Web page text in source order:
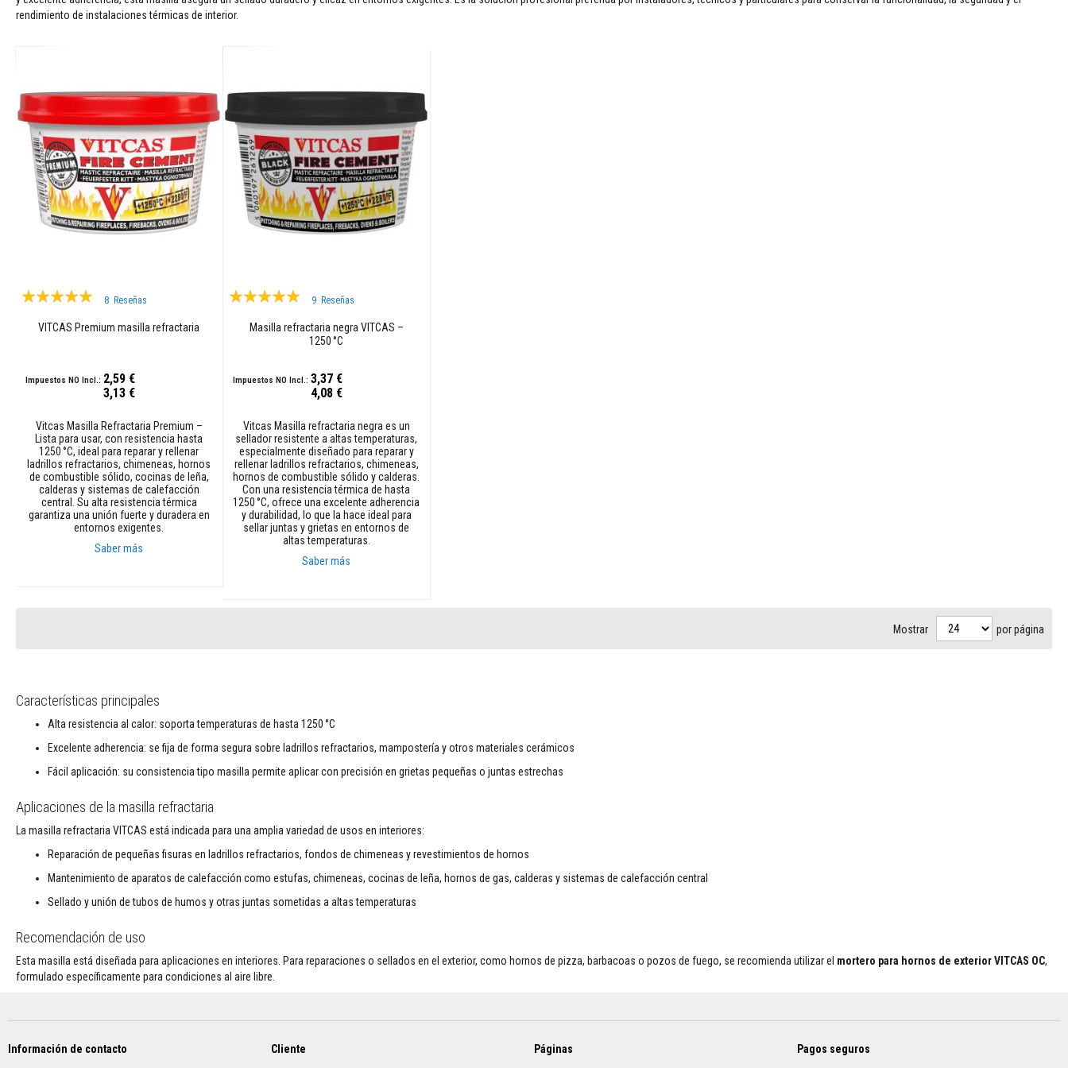
para
estufas
chimeneas
Pinturas
resistentes
acumulación
dinteles
resistentes
Refractarios
Revestimientos
Refractarios
Compuestos
reparadores
Ladrillos
refractarios
aislantes
refractarios
Ladrillos
repuesto
Ladrillos
colores
Ladrillos
rendimiento de instalaciones térmicas de interior.
Valoración:
8 Reseñas
VITCAS Premium masilla refractaria
3,13 €
2,59 €
Vitcas Masilla Refractaria Premium –
Lista para usar, con resistencia hasta
1250 °C, ideal para reparar y rellenar
ladrillos refractarios, chimeneas, hornos
de combustible sólido, cocinas de leña,
calderas y sistemas de calefacción
central. Su alta resistencia térmica
garantiza una unión fuerte y duradera en
entornos exigentes.
Saber más
Valoración:
9 Reseñas
Masilla refractaria negra VITCAS –
1250 °C
4,08 €
3,37 €
Vitcas Masilla refractaria negra es un
sellador resistente a altas temperaturas,
especialmente diseñado para reparar y
rellenar ladrillos refractarios, chimeneas,
hornos de combustible sólido y calderas.
Con una resistencia térmica de hasta
1250 °C, ofrece una excelente adherencia
y durabilidad, lo que la hace ideal para
sellar juntas y grietas en entornos de
altas temperaturas.
Saber más
Mostrar por página
Características principales
Alta resistencia al calor: soporta temperaturas de hasta 1250 °C
Excelente adherencia: se fija de forma segura sobre ladrillos refractarios, mampostería y otros materiales cerámicos
Fácil aplicación: su consistencia tipo masilla permite aplicar con precisión en grietas pequeñas o juntas estrechas
Aplicaciones de la masilla refractaria
La masilla refractaria VITCAS está indicada para una amplia variedad de usos en interiores:
Reparación de pequeñas fisuras en ladrillos refractarios, fondos de chimeneas y revestimientos de hornos
Mantenimiento de aparatos de calefacción como estufas, chimeneas, cocinas de leña, hornos de gas, calderas y sistemas de calefacción central
Sellado y unión de tubos de humos y otras juntas sometidas a altas temperaturas
Recomendación de uso
Esta masilla está diseñada para aplicaciones en interiores. Para reparaciones o sellados en el exterior, como hornos de pizza, barbacoas o pozos de fuego, se recomienda utilizar el mortero para hornos de exterior VITCAS OC,
formulado específicamente para condiciones al aire libre.
Información de contacto Cliente Páginas Pagos seguros